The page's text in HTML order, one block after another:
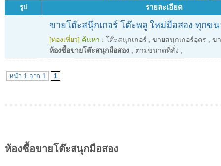
รูป รายละเอียด
ขายโต๊ะสนุ๊กเกอร์ โต๊ะพลู ใหม่มือสอง ทุกข
[ท่องเที่ยว] ค้นหา : โต๊ะสนุกเกอร์ ขายสนุกเกอร์อุดร
ข
ห้องซื้อขายโต๊ะสนุกมือสอง
ตามขนาดที่สั่ง
หน้า 1 จาก 1 1
ห้องซื้อขายโต๊ะสนุกมือสอง